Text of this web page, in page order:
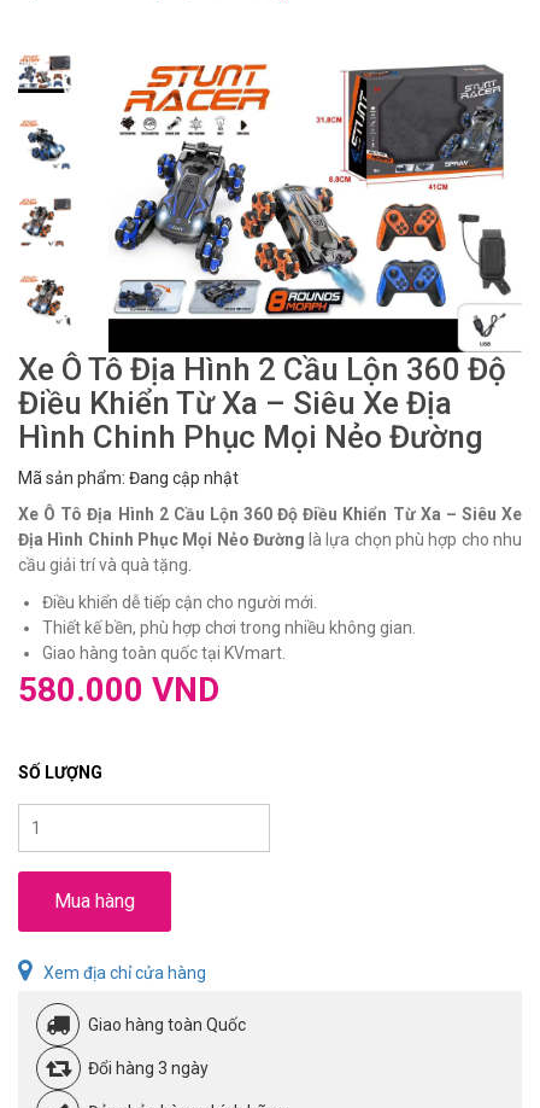
Xe Ô Tô Địa Hình 2 Cầu Lộn 360 Độ
Điều Khiển Từ Xa – Siêu Xe Địa
Hình Chinh Phục Mọi Nẻo Đường
Mã sản phẩm: Đang cập nhật
Xe Ô Tô Địa Hình 2 Cầu Lộn 360 Độ Điều Khiển Từ Xa – Siêu Xe
Địa Hình Chinh Phục Mọi Nẻo Đường là lựa chọn phù hợp cho nhu
cầu giải trí và quà tặng.
Điều khiển dễ tiếp cận cho người mới.
Thiết kế bền, phù hợp chơi trong nhiều không gian.
Giao hàng toàn quốc tại KVmart.
580.000 VND
SỐ LƯỢNG
Mua hàng
Xem địa chỉ cửa hàng
Giao hàng toàn Quốc
Đổi hàng 3 ngày